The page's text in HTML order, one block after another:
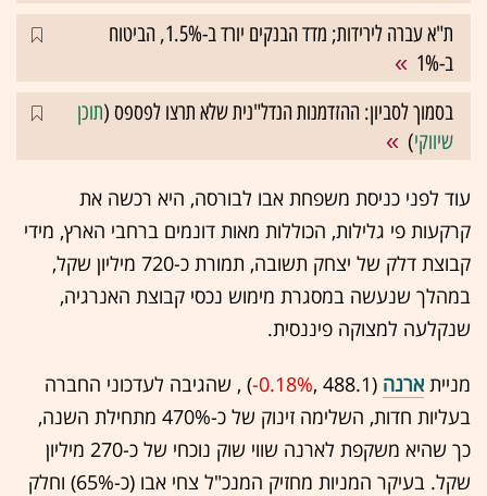
ת"א עברה לירידות; מדד הבנקים יורד ב-1.5%, הביטוח
ב-1%
בסמוך לסביון: ההזדמנות הנדל"נית שלא תרצו לפספס (תוכן
שיווקי)
עוד לפני כניסת משפחת אבו לבורסה, היא רכשה את
קרקעות פי גלילות, הכוללות מאות דונמים ברחבי הארץ, מידי
קבוצת דלק של יצחק תשובה, תמורת כ-720 מיליון שקל,
במהלך שנעשה במסגרת מימוש נכסי קבוצת האנרגיה,
שנקלעה למצוקה פיננסית.
מנייתארנה (488.1 ,‎
-0.18%‏) , שהגיבה לעדכוני החברה
בעליות חדות, השלימה זינוק של כ-470% מתחילת השנה,
כך שהיא משקפת לארנה שווי שוק נוכחי של כ-270 מיליון
שקל. בעיקר המניות מחזיק המנכ"ל צחי אבו (כ-65%) וחלק